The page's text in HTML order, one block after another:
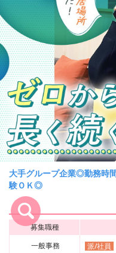
大手グループ企業◎勤務時
験ＯＫ◎
募集職種
一般事務
派/社員